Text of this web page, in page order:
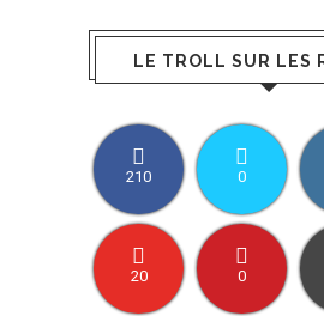
LE TROLL SUR LES
210 0
20 0